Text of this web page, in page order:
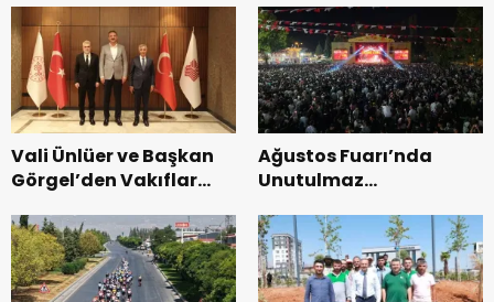
dönemin ön kayıtları
başladı.
Vali Ünlüer ve Başkan
Görgel’den Vakıflar
ziyaret.
Ağustos Fuarı’nda
Unutulmaz